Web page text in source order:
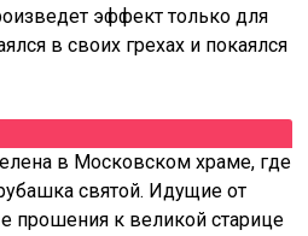
эффект только для
в своих грехах и покаялся
в Московском храме, где
святой. Идущие от
прошения к великой старице